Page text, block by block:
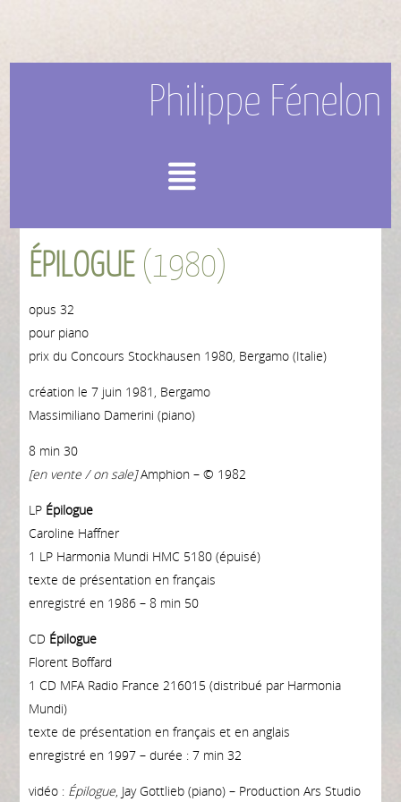
Philippe Fénelon
ÉPILOGUE(1980)
opus 32
pour piano
prix du Concours Stockhausen 1980, Bergamo (Italie)
création le 7 juin 1981, Bergamo
Massimiliano Damerini (piano)
8 min 30
[en vente / on sale]Amphion – © 1982
LPÉpilogue
Caroline Haffner
1 LP Harmonia Mundi HMC 5180 (épuisé)
texte de présentation en français
enregistré en 1986 – 8 min 50
CD Épilogue
Florent Boffard
1 CD MFA Radio France 216015 (distribué par Harmonia
Mundi)
texte de présentation en français et en anglais
enregistré en 1997 – durée : 7 min 32
vidéo : Épilogue, Jay Gottlieb (piano) – Production Ars Studio